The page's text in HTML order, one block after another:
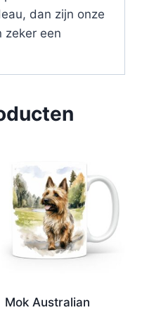
dan zijn onze
zeker een
Mok Australian